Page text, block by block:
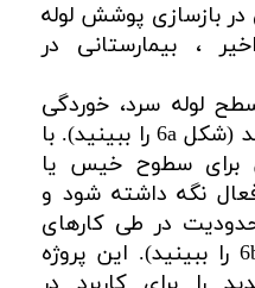
بازسازی پوشش لوله
، بیمارستانی در
لوله سرد، خوردگی
روی لوله ها تشخیص داده شد (شکل 6a را ببینید). با
برای سطوح خیس یا
نگه داشته شود و
در طی کارهای
تعمیرات انجام شود (شکل 6b را ببینید). این پروژه